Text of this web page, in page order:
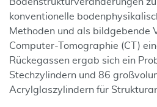
konventionelle
Methoden und als bildgebende
Computer-Tomographie (CT)
Rückegassen ergab sich ein
Stechzylindern und 86
Acrylglaszylindern für